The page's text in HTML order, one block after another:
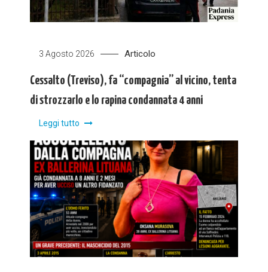
3 Agosto 2026 Articolo
Cessalto (Treviso), fa “compagnia” al vicino, tenta
di strozzarlo e lo rapina condannata 4 anni
Leggi tutto